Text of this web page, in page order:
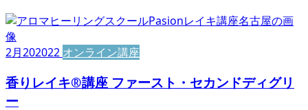
2月202022 オンライン講座
香りレイキ®講座 ファースト・セカンドディグリ
ー